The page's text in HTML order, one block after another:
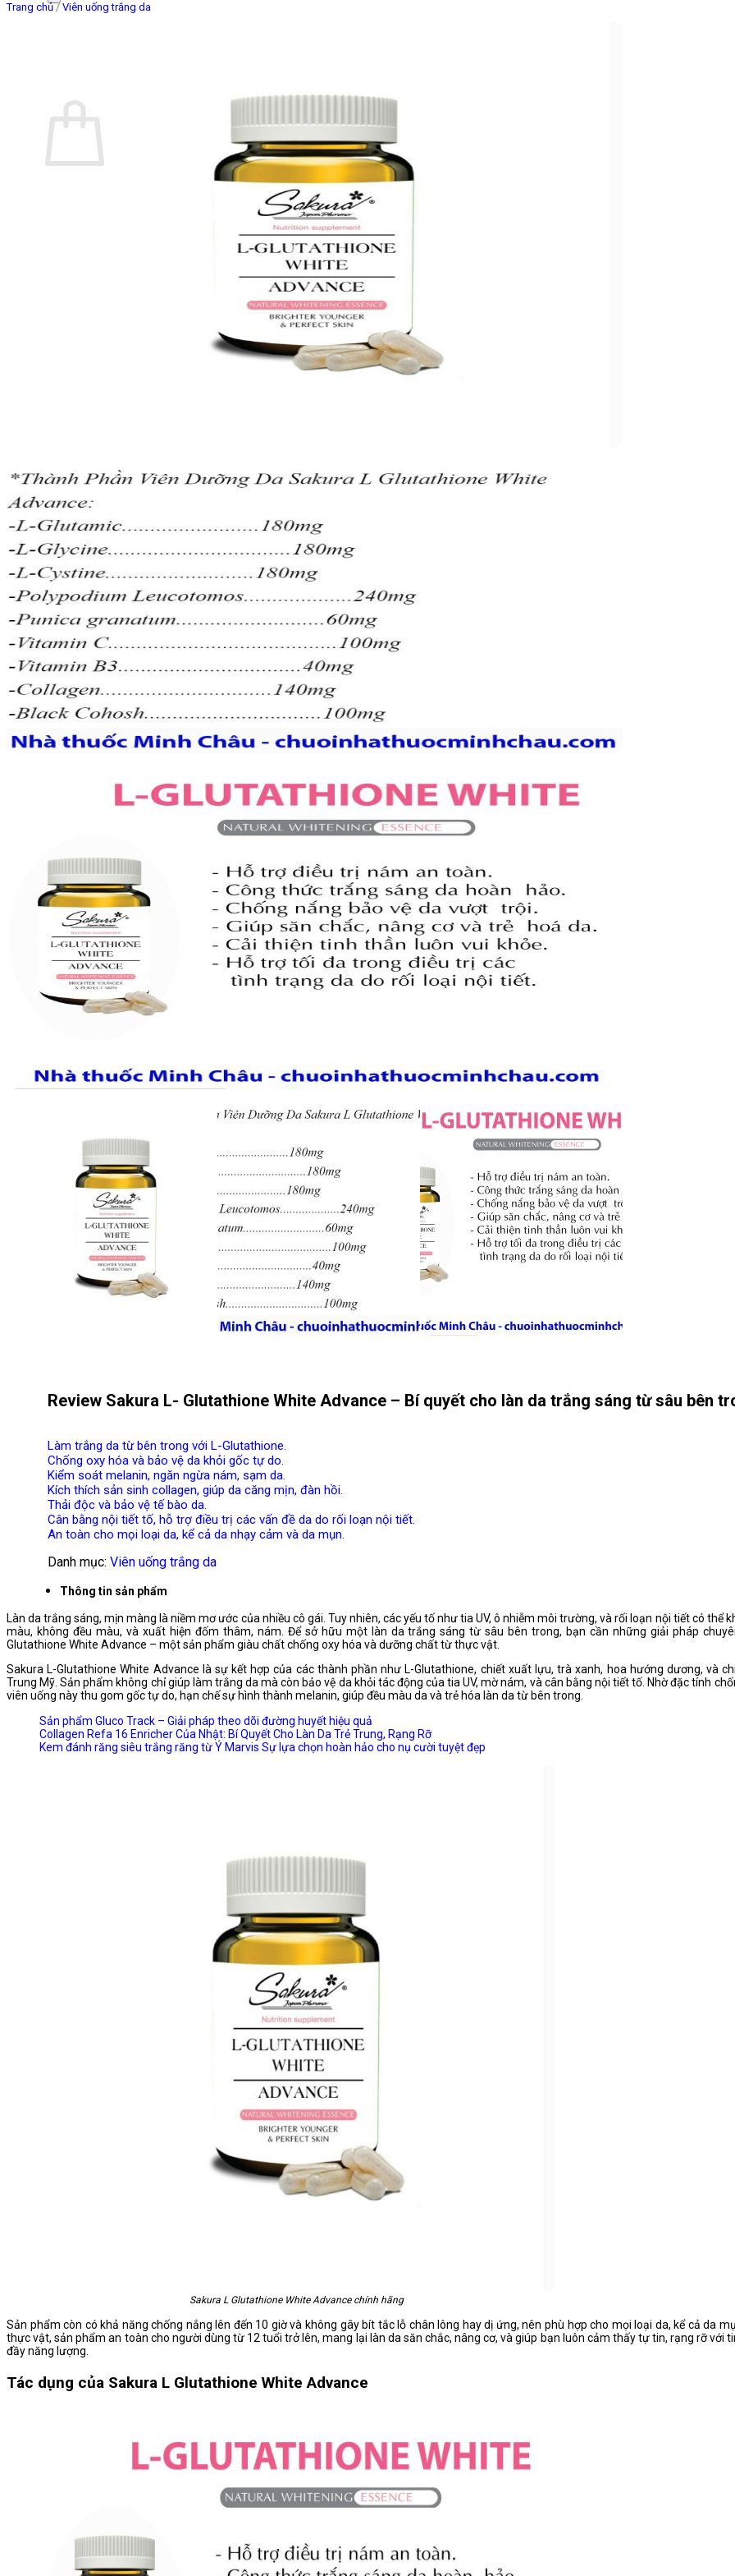
Trang chủ / Viên uống trắng da
Review Sakura L- Glutathione White Advance – Bí quyết cho làn da trắng sáng từ sâu bên
Làm trắng da từ bên trong với L-Glutathione.
Chống oxy hóa và bảo vệ da khỏi gốc tự do.
Kiểm soát melanin, ngăn ngừa nám, sạm da.
Kích thích sản sinh collagen, giúp da căng mịn, đàn hồi.
Thải độc và bảo vệ tế bào da.
Cân bằng nội tiết tố, hỗ trợ điều trị các vấn đề da do rối loạn nội tiết.
An toàn cho mọi loại da, kể cả da nhạy cảm và da mụn.
Danh mục: Viên uống trắng da
Thông tin sản phẩm
Làn da trắng sáng, mịn màng là niềm mơ ước của nhiều cô gái. Tuy nhiên, các yếu tố như tia UV, ô nhiễm môi trường, và rối loạn nội tiết có thể
màu, không đều màu, và xuất hiện đốm thâm, nám. Để sở hữu một làn da trắng sáng từ sâu bên trong, bạn cần những giải pháp
Glutathione White Advance – một sản phẩm giàu chất chống oxy hóa và dưỡng chất từ thực vật.
Sakura L-Glutathione White Advance là sự kết hợp của các thành phần như L-Glutathione, chiết xuất lựu, trà xanh, hoa hướng dương, và
Trung Mỹ. Sản phẩm không chỉ giúp làm trắng da mà còn bảo vệ da khỏi tác động của tia UV, mờ nám, và cân bằng nội tiết tố. Nhờ đặc tính
viên uống này thu gom gốc tự do, hạn chế sự hình thành melanin, giúp đều màu da và trẻ hóa làn da từ bên trong.
Sản phẩm Gluco Track – Giải pháp theo dõi đường huyết hiệu quả
Collagen Refa 16 Enricher Của Nhật: Bí Quyết Cho Làn Da Trẻ Trung, Rạng Rỡ
Kem đánh răng siêu trắng răng từ Ý Marvis Sự lựa chọn hoàn hảo cho nụ cười tuyệt đẹp
Sakura L Glutathione White Advance chính hãng
Sản phẩm còn có khả năng chống nắng lên đến 10 giờ và không gây bít tắc lỗ chân lông hay dị ứng, nên phù hợp cho mọi loại da, kể cả da
thực vật, sản phẩm an toàn cho người dùng từ 12 tuổi trở lên, mang lại làn da săn chắc, nâng cơ, và giúp bạn luôn cảm thấy tự tin, rạng rỡ với
đầy năng lượng.
Tác dụng của Sakura L Glutathione White Advance